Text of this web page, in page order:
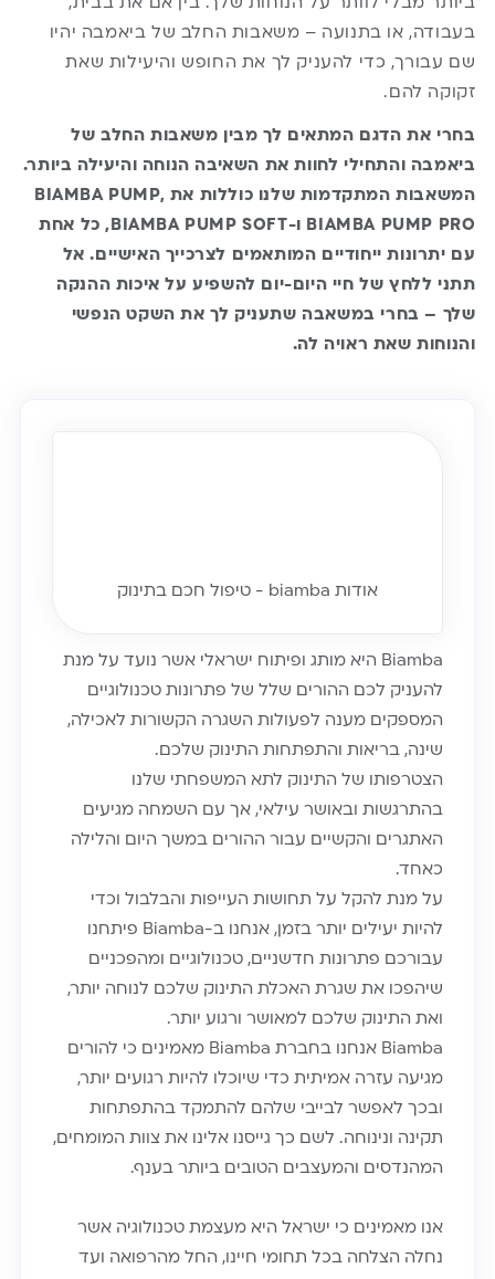
ביותר מבלי לוותר על הנוחות שלך. בין אם את בבית,
בעבודה, או בתנועה – משאבות החלב של ביאמבה יהיו
שם עבורך, כדי להעניק לך את החופש והיעילות שאת
זקוקה להם.
בחרי את הדגם המתאים לך מבין משאבות החלב של
ביאמבה והתחילי לחוות את השאיבה הנוחה והיעילה ביותר.
המשאבות המתקדמות שלנו כוללות את BIAMBA PUMP,
BIAMBA PUMP PRO ו-BIAMBA PUMP SOFT, כל אחת
עם יתרונות ייחודיים המותאמים לצרכייך האישיים. אל
תתני ללחץ של חיי היום-יום להשפיע על איכות ההנקה
שלך – בחרי במשאבה שתעניק לך את השקט הנפשי
והנוחות שאת ראויה לה.
אודות biamba - טיפול חכם בתינוק
Biamba היא מותג ופיתוח ישראלי אשר נועד על מנת
להעניק לכם ההורים שלל של פתרונות טכנולוגיים
המספקים מענה לפעולות השגרה הקשורות לאכילה,
שינה, בריאות והתפתחות התינוק שלכם.
הצטרפותו של התינוק לתא המשפחתי שלנו
בהתרגשות ובאושר עילאי, אך עם השמחה מגיעים
האתגרים והקשיים עבור ההורים במשך היום והלילה
כאחד.
על מנת להקל על תחושות העייפות והבלבול וכדי
להיות יעילים יותר בזמן, אנחנו ב-Biamba פיתחנו
עבורכם פתרונות חדשניים, טכנולוגיים ומהפכניים
שיהפכו את שגרת האכלת התינוק שלכם לנוחה יותר,
ואת התינוק שלכם למאושר ורגוע יותר.
Biamba אנחנו בחברת Biamba מאמינים כי להורים
מגיעה עזרה אמיתית כדי שיוכלו להיות רגועים יותר,
ובכך לאפשר לבייבי שלהם להתמקד בהתפתחות
תקינה ונינוחה. לשם כך גייסנו אלינו את צוות המומחים,
המהנדסים והמעצבים הטובים ביותר בענף.
אנו מאמינים כי ישראל היא מעצמת טכנולוגיה אשר
נחלה הצלחה בכל תחומי חיינו, החל מהרפואה ועד